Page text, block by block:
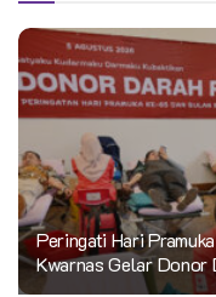
Peringati Hari
Kwarnas Gelar Donor